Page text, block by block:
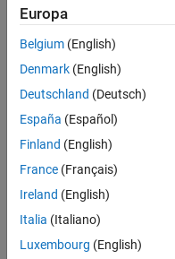
sesión
su
cuenta
empleo
Dirección de correo
Europa
Belgium (English)
Denmark (English)
Deutschland (Deutsch)
España (Español)
Finland (English)
France (Français)
Ireland (English)
Italia (Italiano)
Luxembourg (English)